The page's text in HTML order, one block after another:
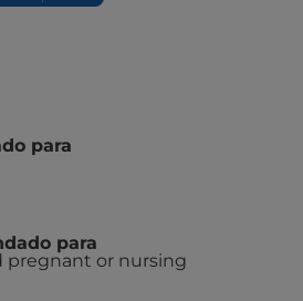
para
para
pregnant or nursing